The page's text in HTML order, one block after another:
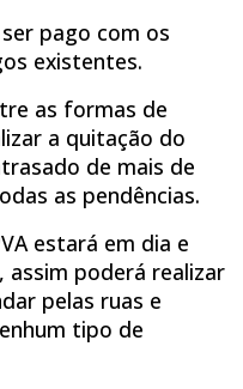
pago com os
existentes.
as formas de
a quitação do
de mais de
as pendências.
estará em dia e
assim poderá realizar
pelas ruas e
tipo de